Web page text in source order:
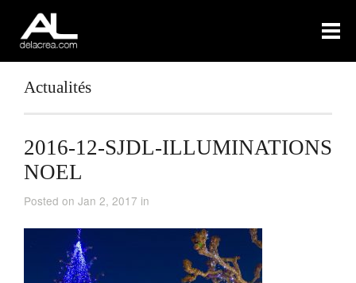
Actualités
2016-12-SJDL-ILLUMINATIONS
NOEL
Posted on Jan 2, 2017 in